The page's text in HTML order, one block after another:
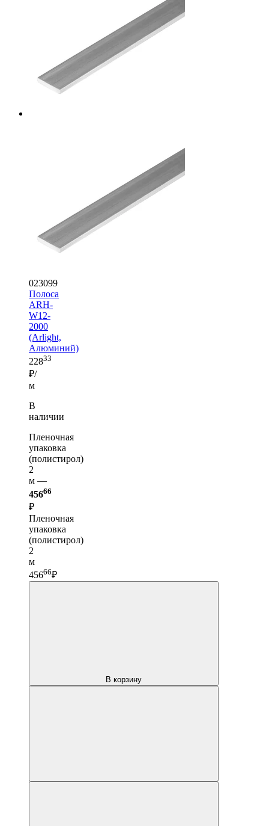
023099
Полоса
ARH-
W12-
2000
(Arlight,
Алюминий)
22833
₽/
м
В
наличии
Пленочная
упаковка
(полистирол)
2
м —
45666
₽
Пленочная
упаковка
(полистирол)
2
м
45666₽
В корзину